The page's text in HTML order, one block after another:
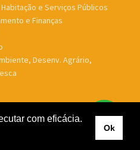
e Serviços Públicos
e Finanças
Desenv. Agrário,
GTW Agência
com eficácia.
Ok